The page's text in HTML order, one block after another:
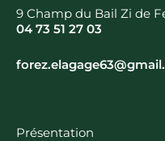
9 Champ du Bail Zi de
04 73 51 27 03
Présentation